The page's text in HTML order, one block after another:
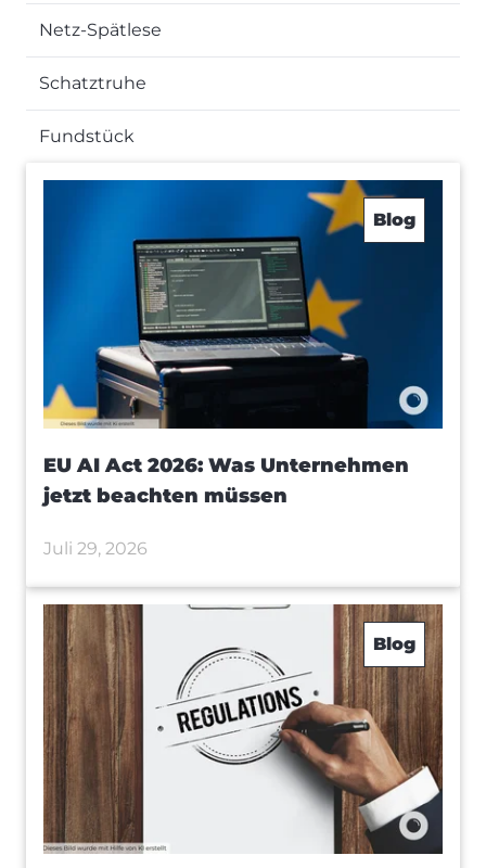
Netz-Spätlese
Schatztruhe
Fundstück
Blog
EU AI Act 2026: Was Unternehmen
jetzt beachten müssen
Juli 29, 2026
Blog